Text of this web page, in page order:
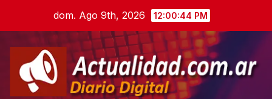
content
dom. Ago 9th, 2026 12:00:46 PM